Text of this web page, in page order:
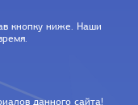
кнопку ниже. Наши
данного сайта!